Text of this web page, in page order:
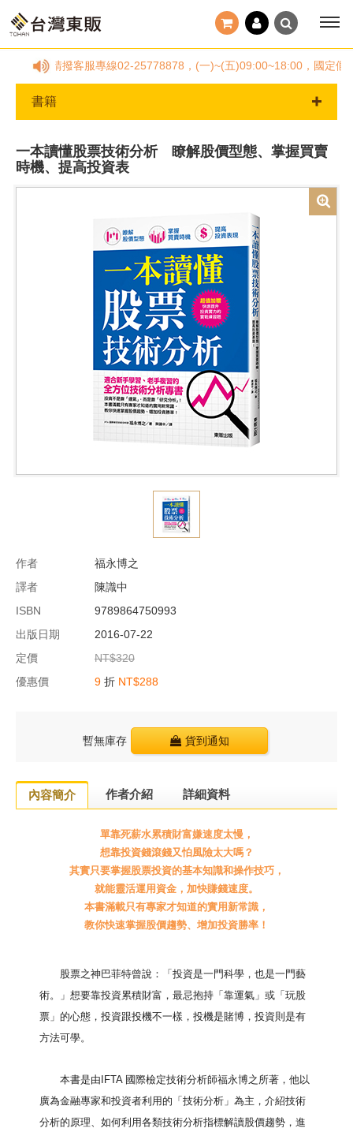
，請撥客服專線02-25778878，(一)~(五)09:00~18:00，國定假日及
書籍
一本讀懂股票技術分析 瞭解股價型態、掌握買賣
時機、提高投資表
作者
福永博之
譯者
陳識中
ISBN
9789864750993
出版日期
2016-07-22
定價
NT$320
優惠價
9 折 NT$288
暫無庫存 貨到通知
內容簡介 作者介紹 詳細資料
單靠死薪水累積財富嫌速度太慢，
想靠投資錢滾錢又怕風險太大嗎？
其實只要掌握股票投資的基本知識和操作技巧，
就能靈活運用資金，加快賺錢速度。
本書滿載只有專家才知道的實用新常識，
教你快速掌握股價趨勢、增加投資勝率！
股票之神巴菲特曾說：「投資是一門科學，也是一門藝
術。」想要靠投資累積財富，最忌抱持「靠運氣」或「玩股
票」的心態，投資跟投機不一樣，投機是賭博，投資則是有
方法可學。
本書是由 IFTA 國際檢定技術分析師福永博之所著，他以
廣為金融專家和投資者利用的「技術分析」為主，介紹技術
分析的原理、如何利用各類技術分析指標解讀股價趨勢，進